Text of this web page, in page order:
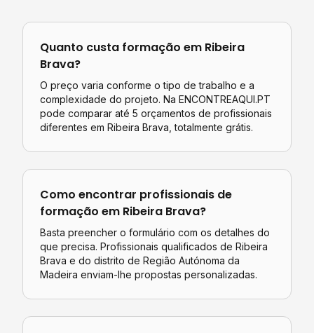
Quanto custa formação em Ribeira
Brava?
O preço varia conforme o tipo de trabalho e a
complexidade do projeto. Na ENCONTREAQUI.PT
pode comparar até 5 orçamentos de profissionais
diferentes em Ribeira Brava , totalmente grátis.
Como encontrar profissionais de
formação em Ribeira Brava?
Basta preencher o formulário com os detalhes do
que precisa. Profissionais qualificados de Ribeira
Brava e do distrito de Região Autónoma da
Madeira enviam-lhe propostas personalizadas.